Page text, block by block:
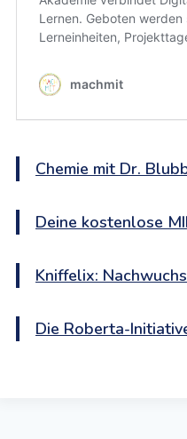
Chemie mit Dr.
Deine kostenlose
Kniffelix:
Die Roberta-